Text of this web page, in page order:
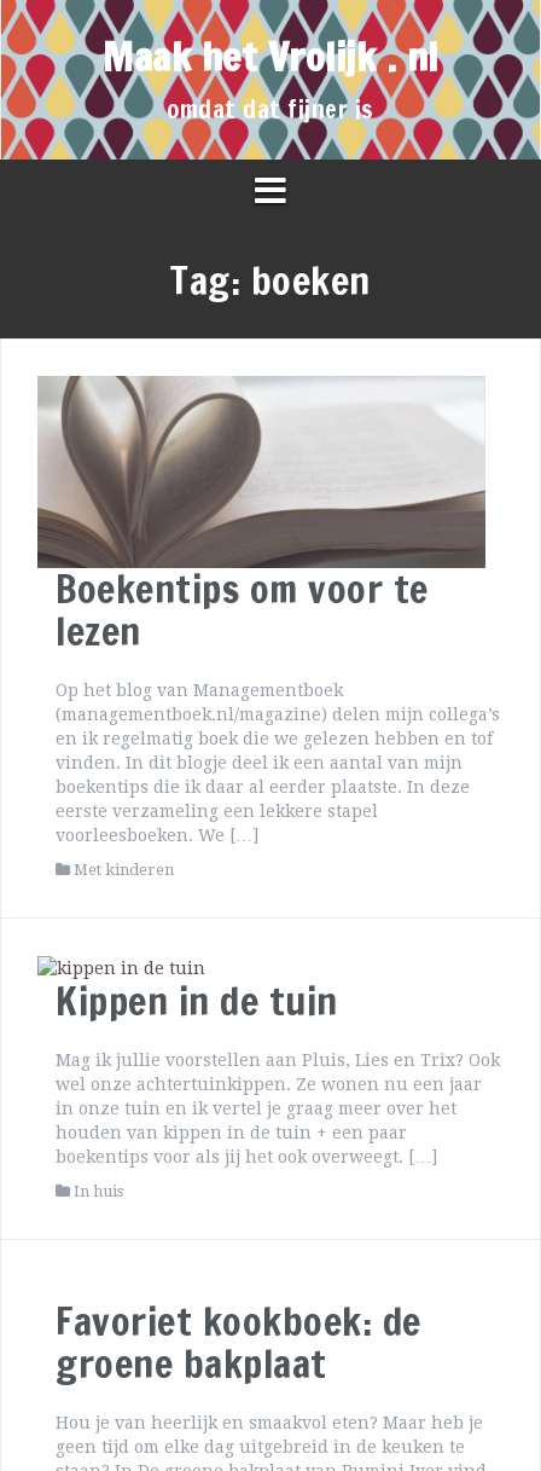
Maak het Vrolijk . nl
omdat dat fijner is
Tag: boeken
Boekentips om voor te
lezen
Op het blog van Managementboek
(managementboek.nl/magazine) delen mijn collega’s
en ik regelmatig boek die we gelezen hebben en tof
vinden. In dit blogje deel ik een aantal van mijn
boekentips die ik daar al eerder plaatste. In deze
eerste verzameling een lekkere stapel
voorleesboeken. We […]
Met kinderen
Kippen in de tuin
Mag ik jullie voorstellen aan Pluis, Lies en Trix? Ook
wel onze achtertuinkippen. Ze wonen nu een jaar
in onze tuin en ik vertel je graag meer over het
houden van kippen in de tuin + een paar
boekentips voor als jij het ook overweegt. […]
In huis
Favoriet kookboek: de
groene bakplaat
Hou je van heerlijk en smaakvol eten? Maar heb je
geen tijd om elke dag uitgebreid in de keuken te